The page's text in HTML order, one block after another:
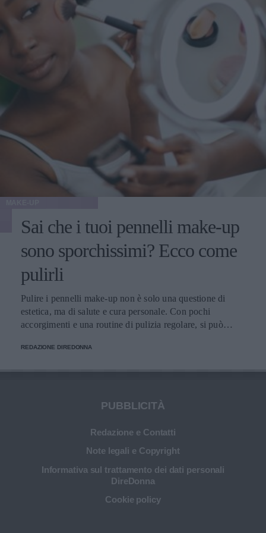
essere ottimale". L'ideale, quindi, sarebbe raggiungere e
mantenere un peso stabile, prima di decidere di sottoporsi a
qualunque tipo di intervento estetico.
Sai che i tuoi pennelli make-up
sono sporchissimi? Ecco come
pulirli
Pulire i pennelli make-up non è solo una questione di
estetica, ma di salute e cura personale. Con pochi
accorgimenti e una routine di pulizia regolare, si può
più sana e prolungare la vita dei preziosi strumenti di
REDAZIONE DIREDONNA
PUBBLICITÀ
Redazione e Contatti
Note legali e Copyright
Informativa sul trattamento dei dati personali
DireDonna
Cookie policy